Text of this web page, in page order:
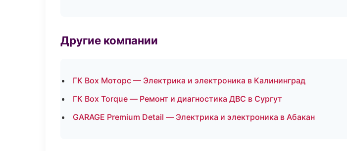
Другие компании
ГК Box Моторс — Электрика и электроника в Калининград
ГК Box Torque — Ремонт и диагностика ДВС в Сургут
GARAGE Premium Detail — Электрика и электроника в Абакан